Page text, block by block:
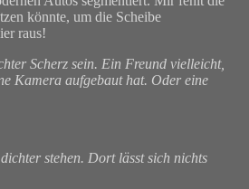
könnte, um die Scheibe
raus!
Scherz sein. Ein Freund vielleicht,
Kamera aufgebaut hat. Oder eine
stehen. Dort lässt sich nichts